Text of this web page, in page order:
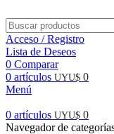
Acceso / Registro
Lista de Deseos
0 Comparar
0 artículos UYU$ 0
Menú
0 artículos UYU$ 0
Navegador de